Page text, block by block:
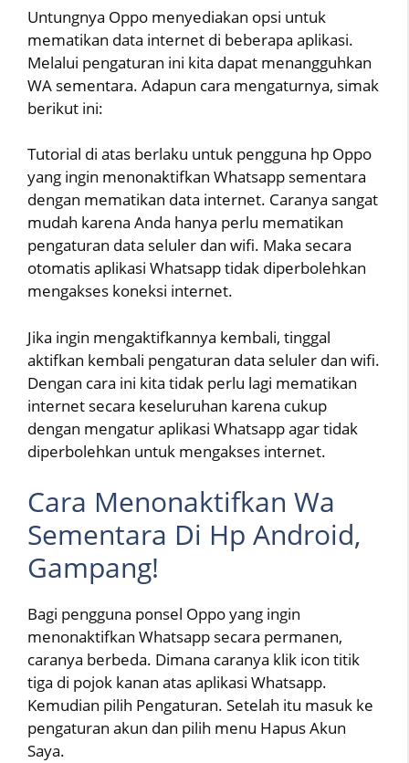
Untungnya Oppo menyediakan opsi untuk
mematikan data internet di beberapa aplikasi.
Melalui pengaturan ini kita dapat menangguhkan
WA sementara. Adapun cara mengaturnya, simak
berikut ini:
Tutorial di atas berlaku untuk pengguna hp Oppo
yang ingin menonaktifkan Whatsapp sementara
dengan mematikan data internet. Caranya sangat
mudah karena Anda hanya perlu mematikan
pengaturan data seluler dan wifi. Maka secara
otomatis aplikasi Whatsapp tidak diperbolehkan
mengakses koneksi internet.
Jika ingin mengaktifkannya kembali, tinggal
aktifkan kembali pengaturan data seluler dan wifi.
Dengan cara ini kita tidak perlu lagi mematikan
internet secara keseluruhan karena cukup
dengan mengatur aplikasi Whatsapp agar tidak
diperbolehkan untuk mengakses internet.
Cara Menonaktifkan Wa
Sementara Di Hp Android,
Gampang!
Bagi pengguna ponsel Oppo yang ingin
menonaktifkan Whatsapp secara permanen,
caranya berbeda. Dimana caranya klik icon titik
tiga di pojok kanan atas aplikasi Whatsapp.
Kemudian pilih Pengaturan. Setelah itu masuk ke
pengaturan akun dan pilih menu Hapus Akun
Saya.